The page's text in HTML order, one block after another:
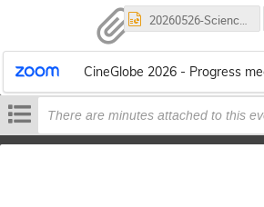
20260526-Science-films-CineGlobe.pptx
CineGlobe 2026 - Progress
There are minutes attached to this